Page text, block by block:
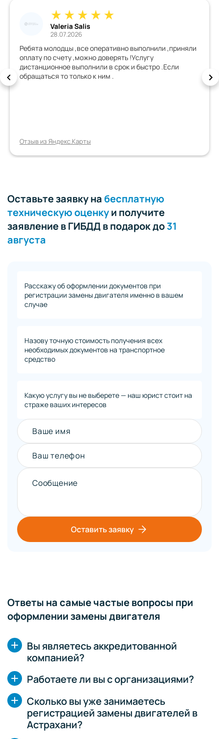
Valeria Salis
28.07.2026
Ребята молодцы ,все оперативно выполнили ,приняли
оплату по счету ,можно доверять !Услугу
дистанционное выполнили в срок и быстро .Если
обращаться то только к ним .
Отзыв из Яндекс.Карты
Оставьте заявку набесплатную
техническую оценкуи получите
заявление в ГИБДД в подарок до31
августа
Расскажу об оформлении документов при
регистрации замены двигателя именно в вашем
случае
Назову точную стоимость получения всех
необходимых документов на транспортное
средство
Какую услугу вы не выберете — наш юрист стоит на
страже ваших интересов
Ваше имя
Ваш телефон
Сообщение
Оставить заявку
Ответы на самые частые вопросы при
оформлении замены двигателя
Вы являетесь аккредитованной
компанией?
Работаете ли вы с организациями?
Сколько вы уже занимаетесь
регистрацией замены двигателей в
Астрахани?